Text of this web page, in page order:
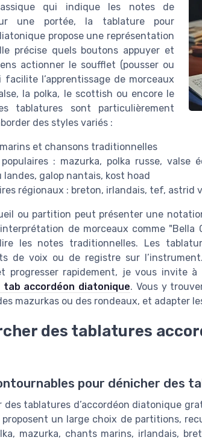
qui indique les notes de
une portée, la tablature pour
propose une représentation
précise quels boutons appuyer et
actionner le soufflet (pousser ou
facilite l’apprentissage de morceaux
la polka, le scottish ou encore le
tablatures sont particulièrement
des styles variés :
et chansons traditionnelles
populaires : mazurka, polka russe, valse
landes, galop nantais, kost hoad
régionaux : breton, irlandais, tef, astrid
ou partition peut présenter une
de morceaux comme
les notes traditionnelles. Les
de voix ou de registre sur
progresser rapidement, je vous invite
accordéon diatonique. Vous y
mazurkas ou des rondeaux, et adapter
des tablatures
pour dénicher des
des tablatures d’accordéon diatonique
un large choix de partitions,
mazurka, chants marins, irlandais,